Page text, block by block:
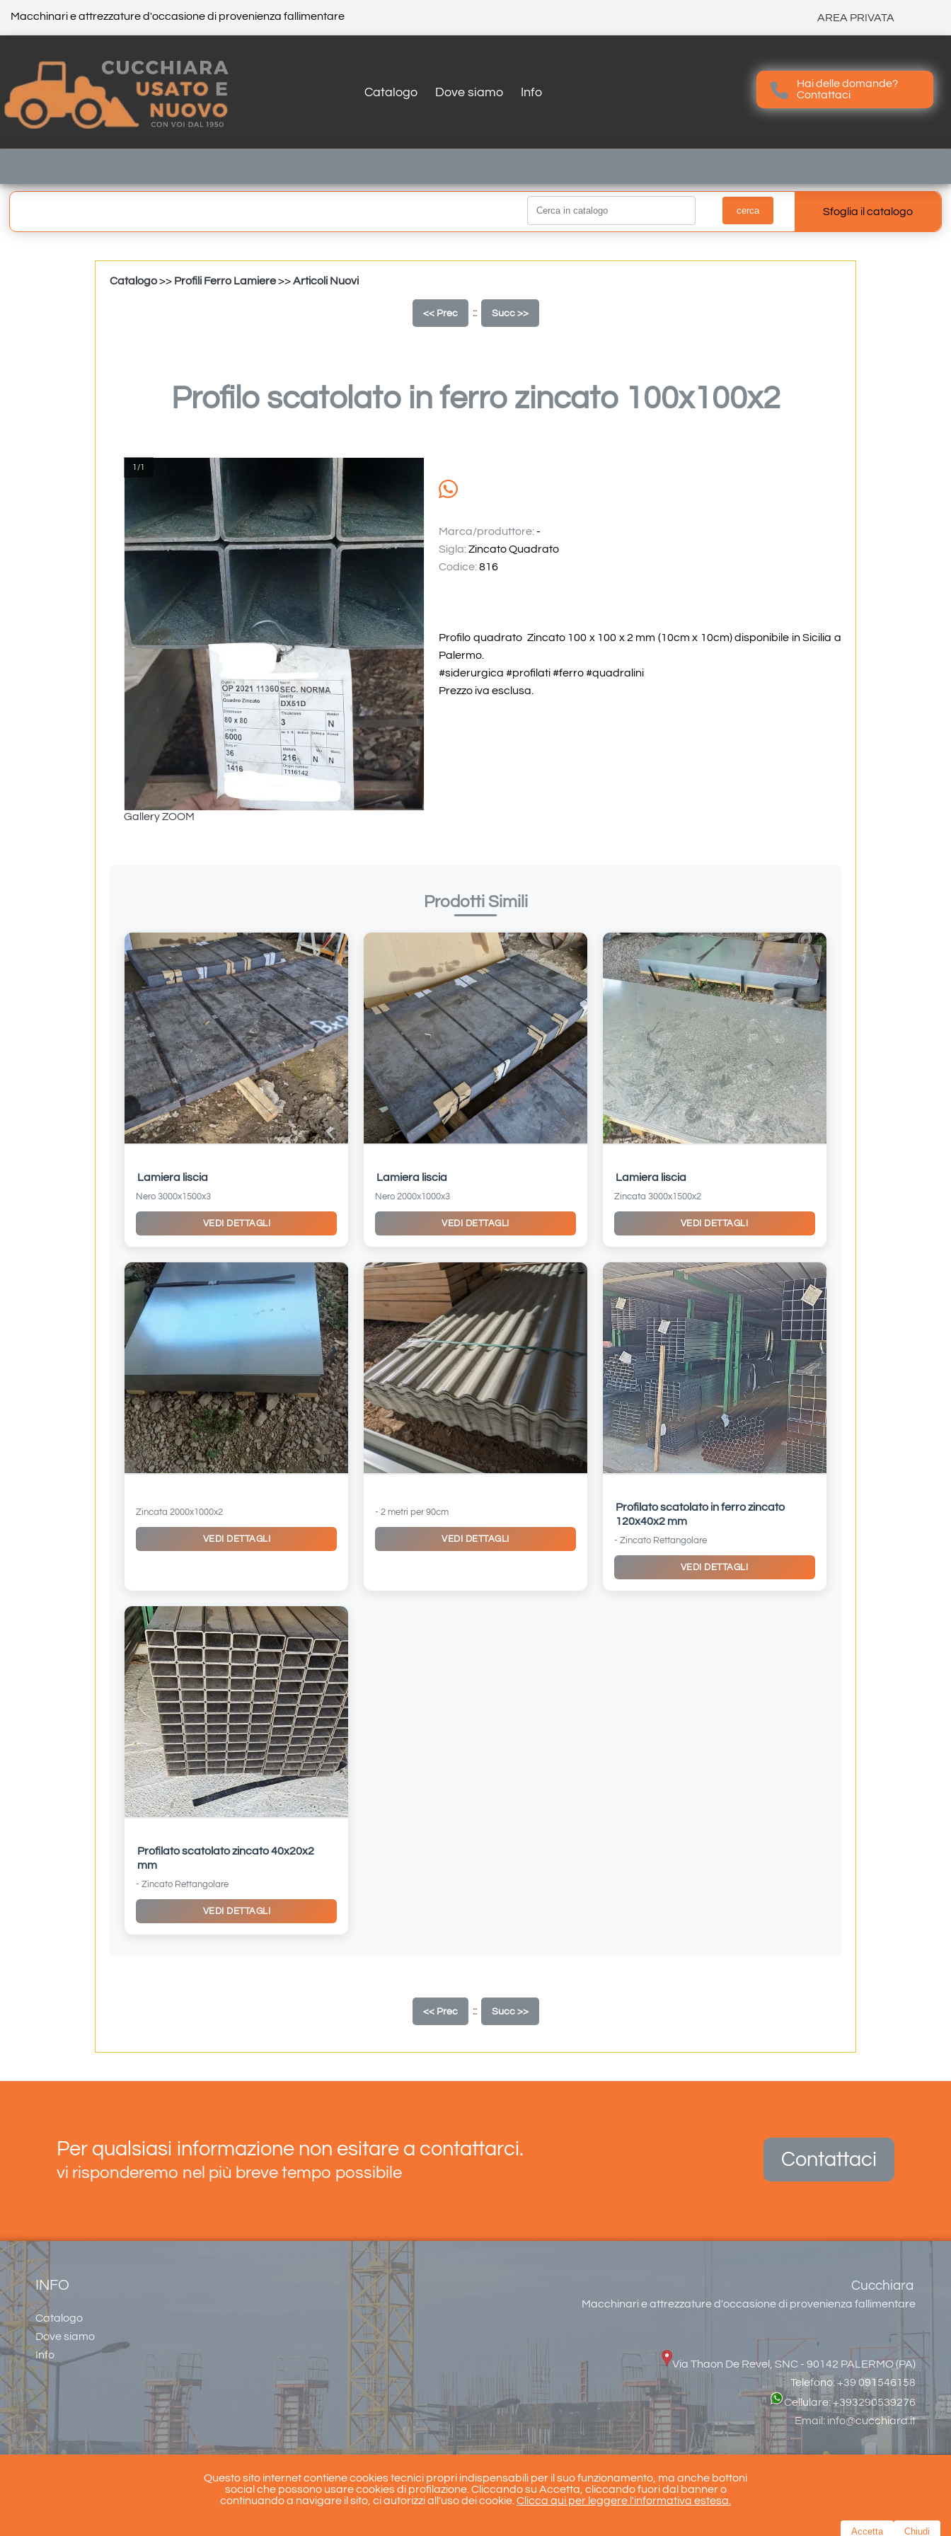
Macchinari e attrezzature d'occasione di provenienza fallimentare AREA PRIVATA
Catalogo Dove siamo Info Contattaci
Sfoglia il catalogo
Hai delle domande?
Contattaci
Catalogo>> Profili Ferro Lamiere>>Articoli Nuovi
<< Prec :: Succ >>
Profilo scatolato in ferro zincato 100x100x2
1/1
Gallery ZOOM
Marca/produttore:-
Sigla:Zincato Quadrato
Codice:816
Profilo quadrato Zincato 100 x 100 x 2 mm (10cm x 10cm) disponibile in Sicilia a
Palermo.
#siderurgica #profilati #ferro #quadralini
Prezzo iva esclusa.
Prodotti Simili
Lamiera liscia
Nero 3000x1500x3
VEDI DETTAGLI
Lamiera liscia
Nero 2000x1000x3
VEDI DETTAGLI
Lamiera liscia
Zincata 3000x1500x2
VEDI DETTAGLI
Lamiera liscia
Zincata 2000x1000x2
VEDI DETTAGLI
Ondulina Bianca
- 2 metri per 90cm
VEDI DETTAGLI
Profilato scatolato in ferro zincato
120x40x2 mm
- Zincato Rettangolare
VEDI DETTAGLI
Profilato scatolato zincato 40x20x2
mm
- Zincato Rettangolare
VEDI DETTAGLI
<< Prec :: Succ >>
Per qualsiasi informazione non esitare a contattarci.
vi risponderemo nel più breve tempo possibile
Contattaci
INFO
Catalogo
Dove siamo
Info
Cucchiara
Macchinari e attrezzature d'occasione di provenienza fallimentare
Via Thaon De Revel, SNC - 90142 PALERMO (PA)
Telefono: +39 091546158
Cellulare: +393290539276
Email: info@cucchiara.it
Questo sito internet contiene cookies tecnici propri indispensabili per il suo funzionamento, ma anche bottoni
social che possono usare cookies di profilazione. Cliccando su Accetta, cliccando fuori dal banner o
continuando a navigare il sito, ci autorizzi all'uso dei cookie. Clicca qui per leggere l'informativa estesa.
Accetta Chiudi